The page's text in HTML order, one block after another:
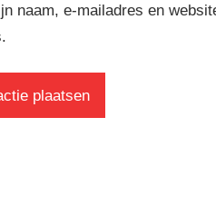
naam, e-mailadres en